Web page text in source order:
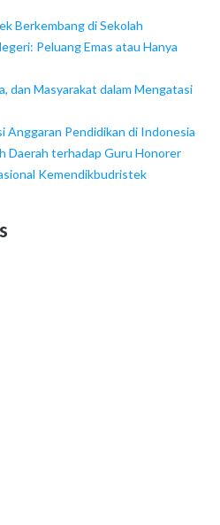
Berkembang di Sekolah
Peluang Emas atau Hanya
dan Masyarakat dalam Mengatasi
Anggaran Pendidikan di Indonesia
Daerah terhadap Guru Honorer
Kemendikbudristek